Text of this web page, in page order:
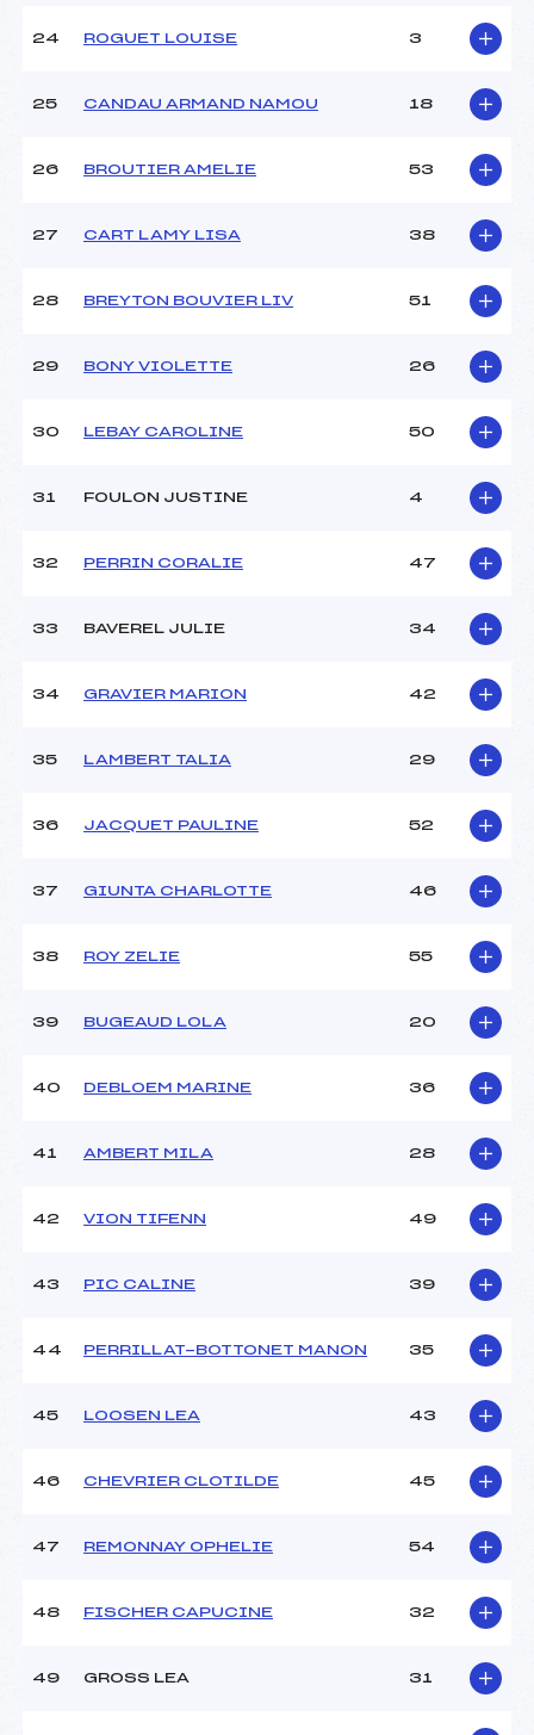
24 ROGUET LOUISE 3
25 CANDAU ARMAND NAMOU 18
26 BROUTIER AMELIE 53
27 CART LAMY LISA 38
28 BREYTON BOUVIER LIV 51
29 BONY VIOLETTE 26
30 LEBAY CAROLINE 50
31 FOULON JUSTINE 4
32 PERRIN CORALIE 47
33 BAVEREL JULIE 34
34 GRAVIER MARION 42
35 LAMBERT TALIA 29
36 JACQUET PAULINE 52
37 GIUNTA CHARLOTTE 46
38 ROY ZELIE 55
39 BUGEAUD LOLA 20
40 DEBLOEM MARINE 36
41 AMBERT MILA 28
42 VION TIFENN 49
43 PIC CALINE 39
44 PERRILLAT-BOTTONET MANON 35
45 LOOSEN LEA 43
46 CHEVRIER CLOTILDE 45
47 REMONNAY OPHELIE 54
48 FISCHER CAPUCINE 32
49 GROSS LEA 31